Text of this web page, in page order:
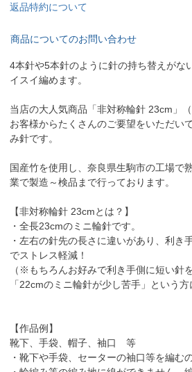
返品特約について
商品についてのお問い合わせ
4本針や5本針のように針の持ち替えがな
イスイ編めます。
当店の大人気商品「非対称輪針 23cm」（
お客様からたくさんのご要望をいただい
み針です。
国産竹を使用し、奈良県生駒市の工場で
業で製造～検品まで行っております。
【非対称輪針 23cmとは？】
・全長23cmのミニ輪針です。
・左右の針先の長さに違いがあり、利き
でストレス軽減！
（※もちろんお好みで利き手側に短い針
「22cmのミニ輪針が少し苦手」という方
【作品例】
靴下、手袋、帽子、袖口 等
・靴下や手袋、セーターの袖口等を編む